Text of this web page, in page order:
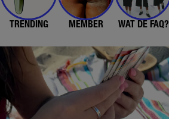
TRENDING MEMBER WAT DE FAQ?